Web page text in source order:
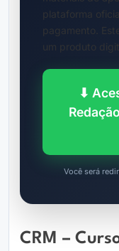
plataforma
pagamento.
um produto
⬇
Você será
CRM –